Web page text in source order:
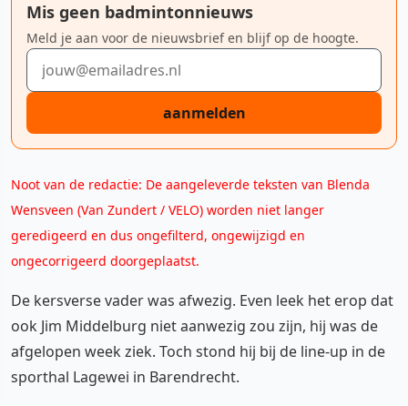
Mis geen badmintonnieuws
Meld je aan voor de nieuwsbrief en blijf op de hoogte.
E-mailadres
aanmelden
Noot van de redactie: De aangeleverde teksten van Blenda
Wensveen (Van Zundert / VELO) worden niet langer
geredigeerd en dus ongefilterd, ongewijzigd en
ongecorrigeerd doorgeplaatst.
De kersverse vader was afwezig. Even leek het erop dat
ook Jim Middelburg niet aanwezig zou zijn, hij was de
afgelopen week ziek. Toch stond hij bij de line-up in de
sporthal Lagewei in Barendrecht.